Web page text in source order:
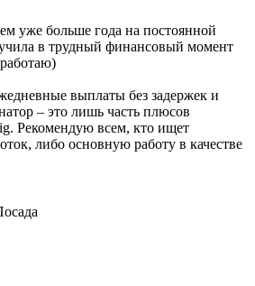
уже больше года на постоянной
в трудный финансовый момент
выплаты без задержек и
– это лишь часть плюсов
Рекомендую всем, кто ищет
либо основную работу в качестве